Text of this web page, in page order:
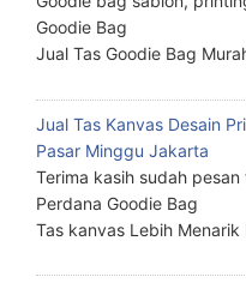
Goodie Bag
Jual Tas Goodie Bag
Jual Tas Kanvas Desain
Pasar Minggu Jakarta
Terima kasih sudah
Perdana Goodie Bag
Tas kanvas Lebih